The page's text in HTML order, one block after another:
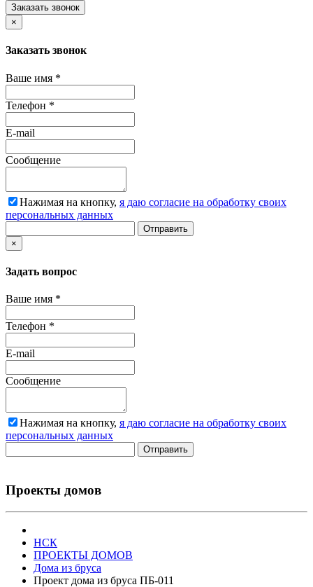
Заказать звонок
×
Заказать звонок
Ваше имя *
Телефон *
E-mail
Сообщение
Нажимая на кнопку, я даю согласие на обработку своих
персональных данных
Отправить
×
Задать вопрос
Ваше имя *
Телефон *
E-mail
Сообщение
Нажимая на кнопку, я даю согласие на обработку своих
персональных данных
Отправить
Проекты домов
НСК
ПРОЕКТЫ ДОМОВ
Дома из бруса
Проект дома из бруса ПБ-011